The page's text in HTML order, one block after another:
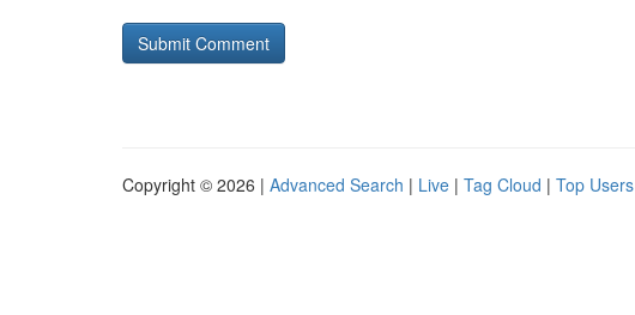
Copyright © 2026 | Advanced Search | Live | Tag Cloud | Top Users